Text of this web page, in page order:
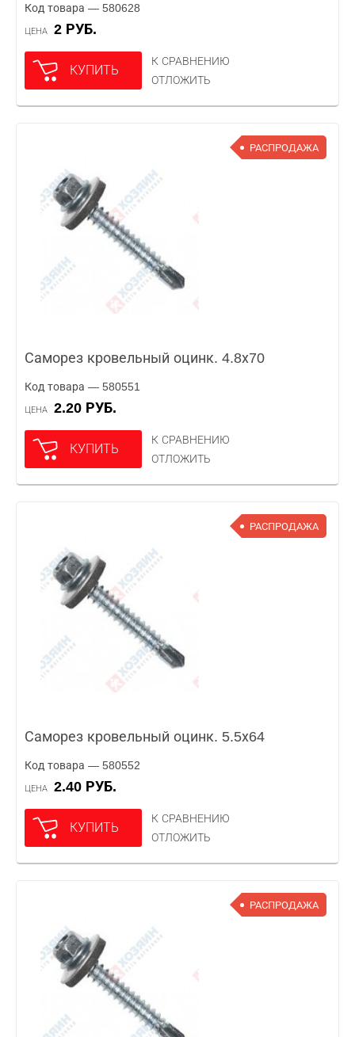
Код товара — 580628
ЦЕНА 2 РУБ.
КУПИТЬ
К СРАВНЕНИЮ
ОТЛОЖИТЬ
РАСПРОДАЖА
Саморез кровельный оцинк. 4.8х70
Код товара — 580551
ЦЕНА 2.20 РУБ.
КУПИТЬ
К СРАВНЕНИЮ
ОТЛОЖИТЬ
РАСПРОДАЖА
Саморез кровельный оцинк. 5.5х64
Код товара — 580552
ЦЕНА 2.40 РУБ.
КУПИТЬ
К СРАВНЕНИЮ
ОТЛОЖИТЬ
РАСПРОДАЖА